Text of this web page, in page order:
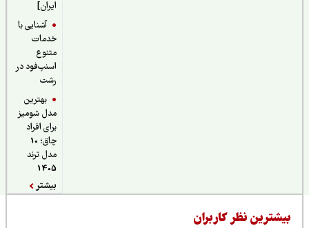
آشنایی با
خدمات
اسنپ‌فود در
بهترین
مدل شومیز
برای افراد
چاق؛ 10
مدل ترند
نظر کاربران